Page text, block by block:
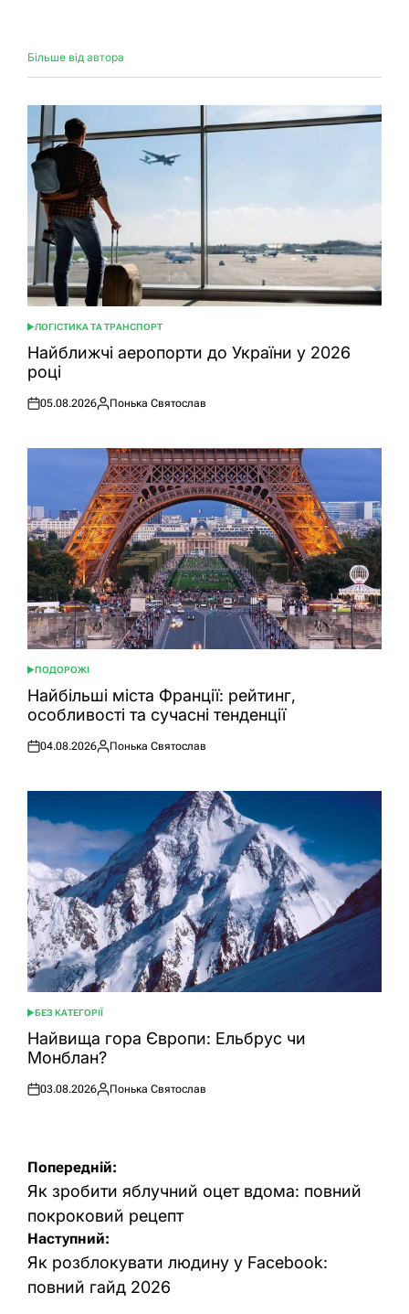
Більше від автора
ОПУБЛІКУВАТИ
У
ЛОГІСТИКА ТА ТРАНСПОРТ
Найближчі аеропорти до України у 2026
році
Оприлюднено
05.08.2026
Опубліковано
Понька Святослав
ОПУБЛІКУВАТИ
У
ПОДОРОЖІ
Найбільші міста Франції: рейтинг,
особливості та сучасні тенденції
Оприлюднено
04.08.2026
Опубліковано
Понька Святослав
ОПУБЛІКУВАТИ
У
БЕЗ КАТЕГОРІЇ
Найвища гора Європи: Ельбрус чи
Монблан?
Оприлюднено
03.08.2026
Опубліковано
Понька Святослав
Навігація
записів
Попередній:
Як зробити яблучний оцет вдома: повний
покроковий рецепт
Наступний:
Як розблокувати людину у Facebook:
повний гайд 2026